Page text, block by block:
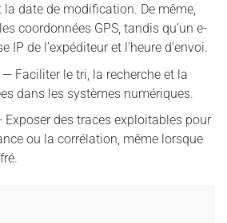
la date de modification. De même,
coordonnées GPS, tandis qu’un e-
IP de l’expéditeur et l’heure d’envoi.
Faciliter le tri, la recherche et la
dans les systèmes numériques.
des traces exploitables pour
ou la corrélation, même lorsque